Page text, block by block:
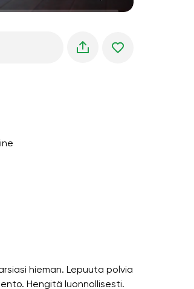
hieman. Lepuuta polvia
Hengitä luonnollisesti.